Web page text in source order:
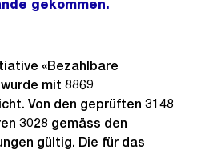
gekommen.
«Bezahlbare
mit 8869
Von den geprüften 3148
3028 gemäss den
gültig. Die für das